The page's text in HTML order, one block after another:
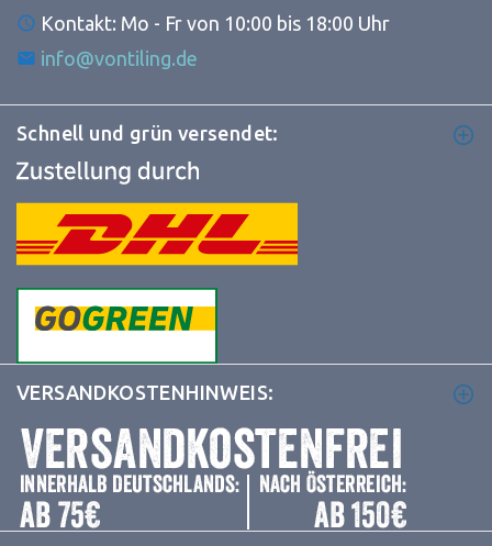
Kontakt: Mo - Fr von 10:00 bis 18:00 Uhr
info@vontiling.de
Schnell und grün versendet:
VERSANDKOSTENHINWEIS: